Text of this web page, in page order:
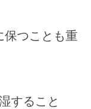
保つことも重
すること